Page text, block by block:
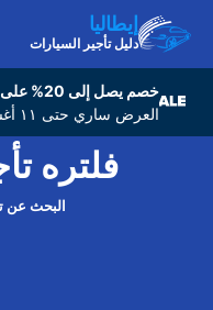
إيطاليا
دليل تأجير السيارات
خصم يصل إلى 20% على تأجير السيارات في جميع أنحاء العالم
العرض ساري حتى ١١ أغسطس ٢٠٢٦ - استفد منه اليوم!
فلتره
البحث عن